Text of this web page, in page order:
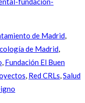
de Madrid,
de Madrid,
, Fundación El Buen
, Red CRLs,Salud